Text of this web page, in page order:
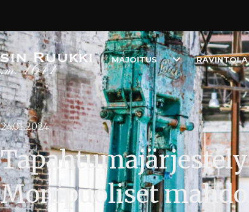
MAJOITUS
Toggle
Dropdown
RAVINTOLA
24.01.2024
Monipuoliset